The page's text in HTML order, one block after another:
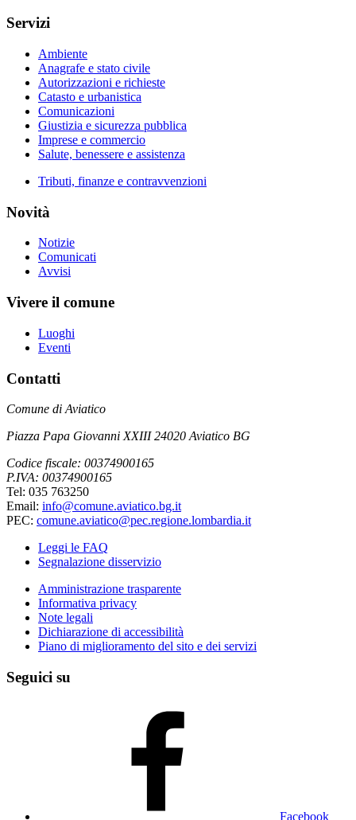
Servizi
Ambiente
Anagrafe e stato civile
Autorizzazioni e richieste
Catasto e urbanistica
Comunicazioni
Giustizia e sicurezza pubblica
Imprese e commercio
Salute, benessere e assistenza
Tributi, finanze e contravvenzioni
Novità
Notizie
Comunicati
Avvisi
Vivere il comune
Luoghi
Eventi
Contatti
Comune di Aviatico
Piazza Papa Giovanni XXIII 24020 Aviatico BG
Codice fiscale: 00374900165
P.IVA: 00374900165
Tel: 035 763250
Email: info@comune.aviatico.bg.it
PEC: comune.aviatico@pec.regione.lombardia.it
Leggi le FAQ
Segnalazione disservizio
Amministrazione trasparente
Informativa privacy
Note legali
Dichiarazione di accessibilità
Piano di miglioramento del sito e dei servizi
Seguici su
Facebook